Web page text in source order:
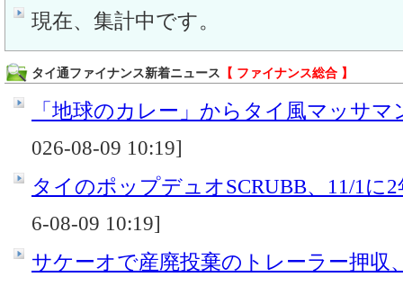
現在、集計中です。
タイ通ファイナンス新着ニュース 【 ファイナンス総合 】
「地球のカレー」からタイ風マッサマ
026-08-09 10:19]
タイのポップデュオSCRUBB、11/1に
6-08-09 10:19]
サケーオで産廃投棄のトレーラー押収